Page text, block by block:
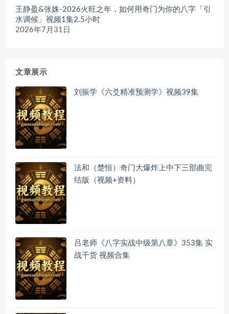
王静盈&张姝-2026火旺之年，如何用奇门为你的八字「引
水调候」视频1集2.5小时
2026年7月31日
文章展示
刘振学《六爻精准预测学》视频39集
法和（楚恒）奇门大爆炸上中下三部曲完
结版（视频+资料）
吕老师《八字实战中级第八章》353集 实
战干货 视频合集